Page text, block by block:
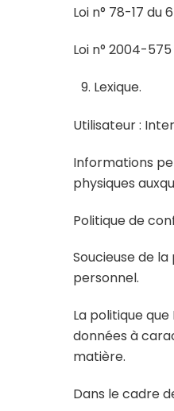
Loi n° 78-17
Loi n° 2004-
Lexique.
Utilisateur :
Informations
physiques
Politique de
Soucieuse de
personnel.
La politique
données à
matière.
Dans le cadre